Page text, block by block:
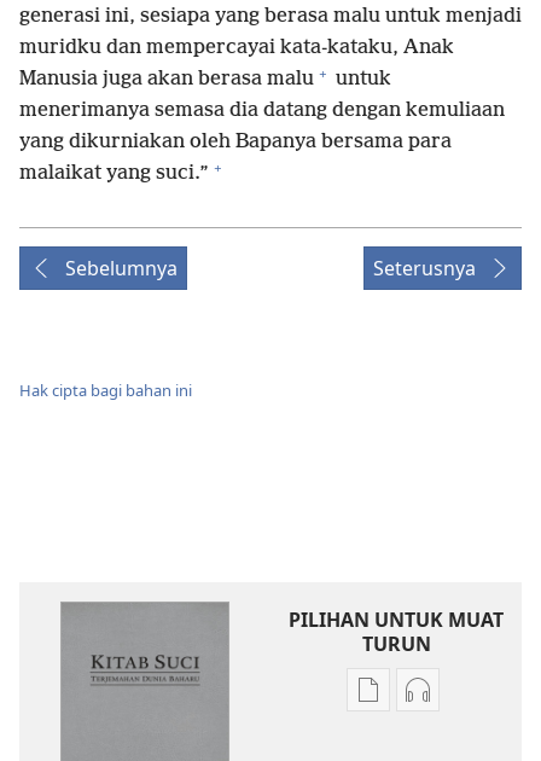
generasi ini, sesiapa yang berasa malu untuk menjadi
muridku dan mempercayai kata-kataku, Anak
Manusia juga akan berasa malu + untuk
menerimanya semasa dia datang dengan kemuliaan
yang dikurniakan oleh Bapanya bersama para
malaikat yang suci.” +
Sebelumnya Seterusnya
Hak cipta bagi bahan ini
PILIHAN UNTUK MUAT
TURUN
PilihanPilihan